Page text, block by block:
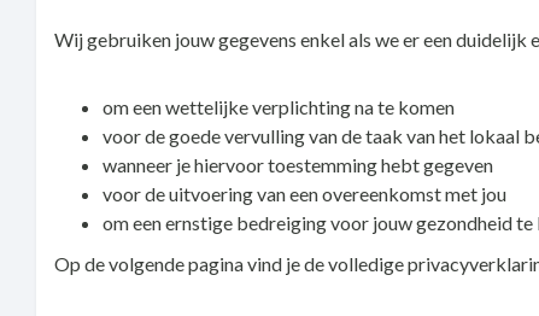
Wij gebruiken jouw gegevens enkel als we er een
om een wettelijke verplichting na te komen
voor de goede vervulling van de taak van het lokaal
wanneer je hiervoor toestemming hebt gegeven
voor de uitvoering van een overeenkomst met jou
om een ernstige bedreiging voor jouw gezondheid
Op de volgende pagina vind je de volledige